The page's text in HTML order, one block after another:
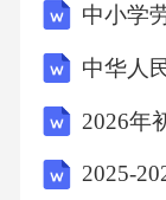
中游玩的权
环境。【议
上述情境，
一权利的实
示：比如受
中小学
中华人
2026年